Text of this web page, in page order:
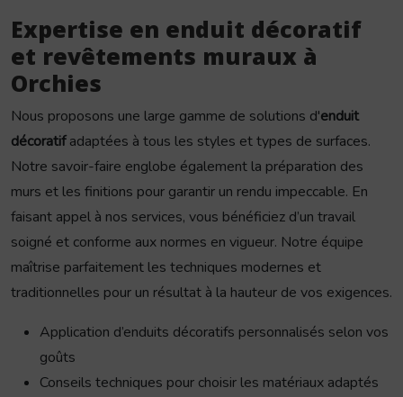
Expertise en enduit décoratif
et revêtements muraux à
Orchies
Nous proposons une large gamme de solutions d'enduit
décoratifadaptées à tous les styles et types de surfaces.
Notre savoir-faire englobe également la préparation des
murs et les finitions pour garantir un rendu impeccable. En
faisant appel à nos services, vous bénéficiez d’un travail
soigné et conforme aux normes en vigueur. Notre équipe
maîtrise parfaitement les techniques modernes et
traditionnelles pour un résultat à la hauteur de vos exigences.
Application d’enduits décoratifs personnalisés selon vos
goûts
Conseils techniques pour choisir les matériaux adaptés